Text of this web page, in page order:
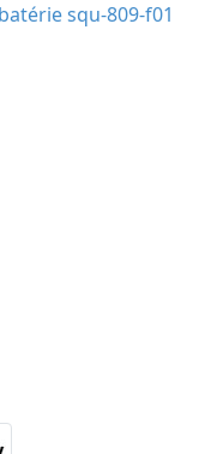
batérie squ-809-f01